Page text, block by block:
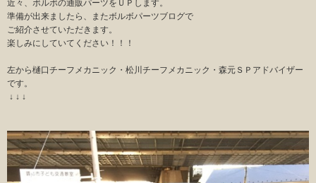
近々、ボルボの通販パーツをＵＰします。
準備が出来ましたら、またボルボパーツブログで
ご紹介させていただきます。
楽しみにしていてください！！！
左から樋口チーフメカニック・松川チーフメカニック・森元ＳＰアドバイザー
です。
↓ ↓ ↓